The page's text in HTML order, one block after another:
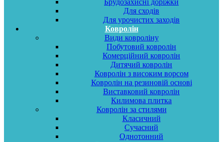
Брудозахисні доріжки
Для сходів
Для урочистих заходів
Ковролін
Види ковроліну
Побутовий ковролін
Комерційний ковролін
Дитячий ковролін
Ковролін з високим ворсом
Ковролін на резиновій основі
Виставковий ковролін
Килимова плитка
Ковролін за стилями
Класичний
Сучасний
Однотонний